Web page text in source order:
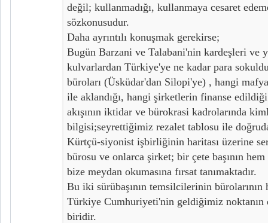
değil; kullanmadığı, kullanmaya cesaret
sözkonusudur.
Daha ayrıntılı konuşmak gerekirse;
Bugün Barzani ve Talabani'nin kardeşleri ve
kulvarlardan Türkiye'ye ne kadar para
büroları (Üsküdar'dan Silopi'ye) , hangi
ile aklandığı, hangi şirketlerin finanse
akışının iktidar ve bürokrasi kadrolarında
bilgisi;seyrettiğimiz rezalet tablosu ile
Kürtçü-siyonist işbirliğinin haritası üzerine
bürosu ve onlarca şirket; bir çete başının
bize meydan okumasına fırsat tanımaktadır.
Bu iki sürübaşının temsilcilerinin bürolarının
Türkiye Cumhuriyeti'nin geldiğimiz noktanın
biridir.